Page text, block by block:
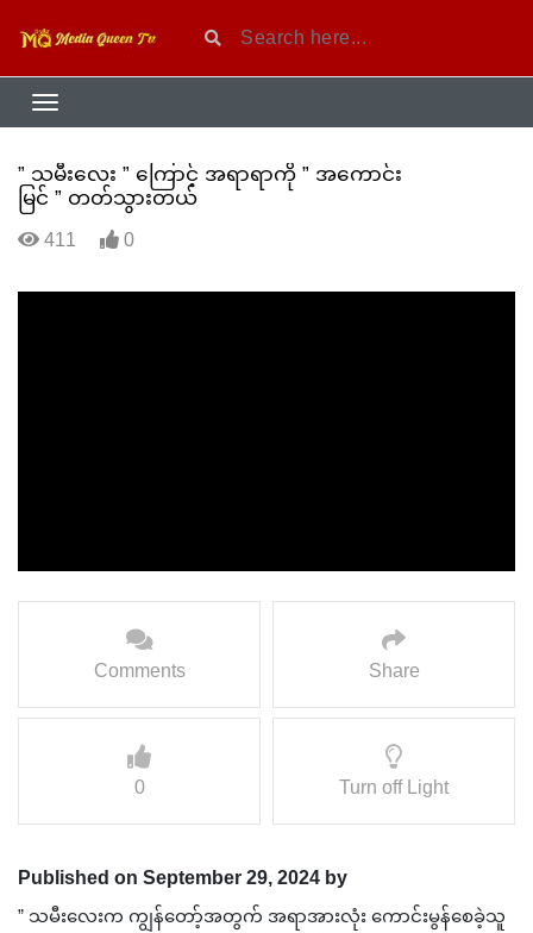
” သမီးလေး ” ကြောင့် အရာရာကို ” အကောင်း
မြင် ” တတ်သွားတယ်
411 0
Comments Share
0 Turn off Light
Published on September 29, 2024 by
” သမီးလေးက ကျွန်တော့်အတွက် အရာအားလုံး ကောင်းမွန်စေခဲ့သူ